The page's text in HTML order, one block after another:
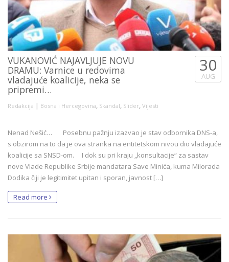
VUKANOVIĆ NAJAVLJUJE NOVU
DRAMU: Varnice u redovima
vladajuće koalicije, neka se
pripremi…
Redakcija | Bosna i Hercegovina, Skandal, Slider, Vijesti
30
AUG
Nenad Nešić… Posebnu pažnju izazvao je stav odbornika DNS-a,
s obzirom na to da je ova stranka na entitetskom nivou dio vladajuće
koalicije sa SNSD-om. I dok su pri kraju „konsultacije“ za sastav
nove Vlade Republike Srbije mandatara Save Minića, kuma Milorada
Dodika čiji je legitimitet upitan i sporan, javnost […]
Read more